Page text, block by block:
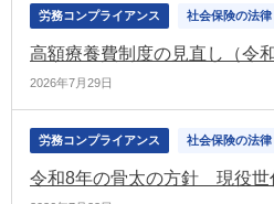
労務コンプライアンス 社会保険の法律
2026年7月29日
労務コンプライアンス 社会保険の法律